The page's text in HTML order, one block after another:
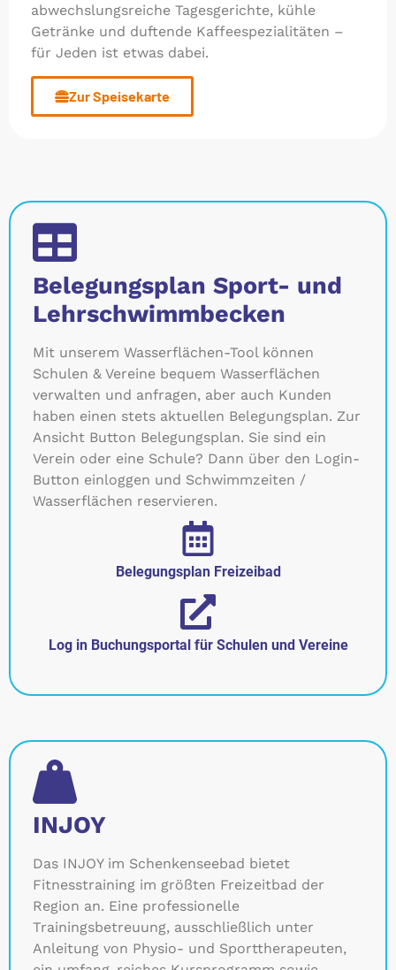
abwechslungsreiche Tagesgerichte, kühle
Getränke und duftende Kaffeespezialitäten –
für Jeden ist etwas dabei.
Zur Speisekarte
Belegungsplan Sport- und
Lehrschwimmbecken
Mit unserem Wasserflächen-Tool können
Schulen & Vereine bequem Wasserflächen
verwalten und anfragen, aber auch Kunden
haben einen stets aktuellen Belegungsplan. Zur
Ansicht Button Belegungsplan. Sie sind ein
Verein oder eine Schule? Dann über den Login-
Button einloggen und Schwimmzeiten /
Wasserflächen reservieren.
Belegungsplan Freizeibad
Log in Buchungsportal für Schulen und Vereine
INJOY
Das INJOY im Schenkenseebad bietet
Fitnesstraining im größten Freizeitbad der
Region an. Eine professionelle
Trainingsbetreuung, ausschließlich unter
Anleitung von Physio- und Sporttherapeuten,